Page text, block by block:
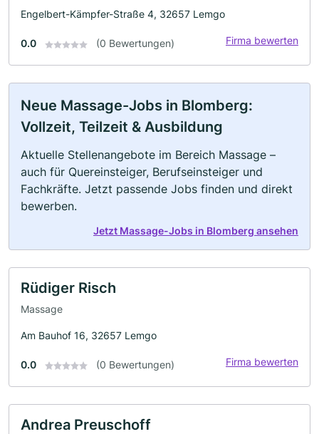
Engelbert-Kämpfer-Straße 4, 32657 Lemgo
0.0 (0 Bewertungen) Firma bewerten
Neue Massage-Jobs in Blomberg:
Vollzeit, Teilzeit & Ausbildung
Aktuelle Stellenangebote im Bereich Massage –
auch für Quereinsteiger, Berufseinsteiger und
Fachkräfte. Jetzt passende Jobs finden und direkt
bewerben.
Jetzt Massage-Jobs in Blomberg ansehen
Rüdiger Risch
Massage
Am Bauhof 16, 32657 Lemgo
0.0 (0 Bewertungen) Firma bewerten
Andrea Preuschoff